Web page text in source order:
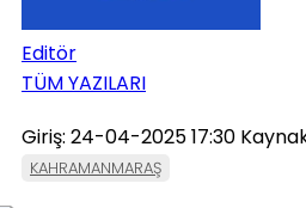
Editör
TÜM YAZILARI
Giriş: 24-04-2025 17:30
KAHRAMANMARAŞ